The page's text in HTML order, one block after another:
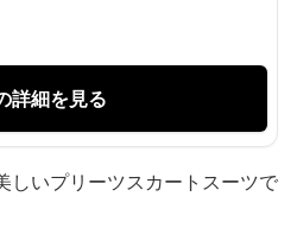
詳細を見る
しいプリーツスカートスーツで